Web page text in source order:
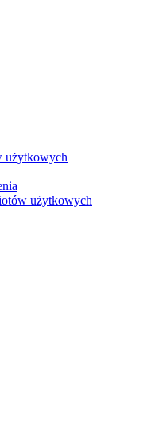
użytkowych
użytkowych